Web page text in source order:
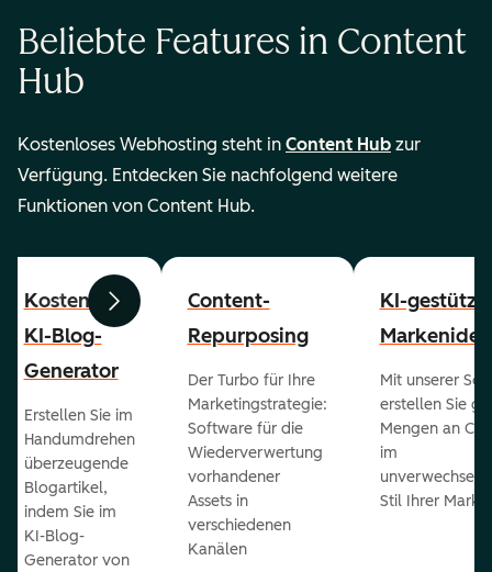
Beliebte Features in Content
Hub
Kostenloses Webhosting steht in Content Hub zur
Verfügung. Entdecken Sie nachfolgend weitere
Funktionen von Content Hub.
ZurückWeiter
Kostenloser
KI-Blog-
Generator
Erstellen Sie im
Handumdrehen
überzeugende
Blogartikel,
indem Sie im
KI-Blog-
Generator von
Content-
Repurposing
Der Turbo für Ihre
Marketingstrategie:
Software für die
Wiederverwertung
vorhandener
Assets in
verschiedenen
Kanälen
KI-
Mit unserer
erstellen Sie
Mengen an
im
Stil Ihrer Marke.